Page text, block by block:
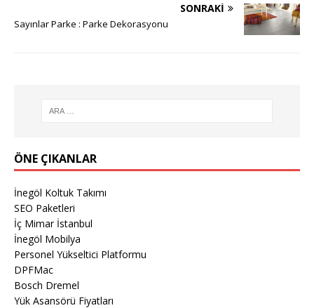
SONRAKI
Sayınlar Parke : Parke Dekorasyonu
ÖNE ÇIKANLAR
İnegöl Koltuk Takımı
SEO Paketleri
İç Mimar İstanbul
İnegöl Mobilya
Personel Yükseltici Platformu
DPFMac
Bosch Dremel
Yük Asansörü Fiyatları